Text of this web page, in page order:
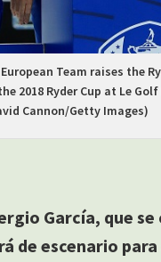
European Team raises the
2018 Ryder Cup at Le
Cannon/Getty Images)
García, que
de escenario